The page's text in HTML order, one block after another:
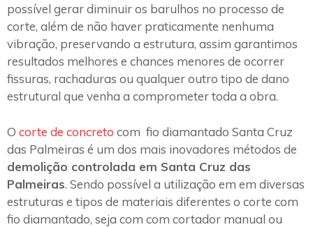
possível gerar diminuir os barulhos no processo de
corte, além de não haver praticamente nenhuma
vibração, preservando a estrutura, assim garantimos
resultados melhores e chances menores de ocorrer
fissuras, rachaduras ou qualquer outro tipo de dano
estrutural que venha a comprometer toda a obra.
O corte de concreto com fio diamantado Santa Cruz
das Palmeiras é um dos mais inovadores métodos de
demolição controlada em Santa Cruz das
Palmeiras. Sendo possível a utilização em em diversas
estruturas e tipos de materiais diferentes o corte com
fio diamantado, seja com com cortador manual ou